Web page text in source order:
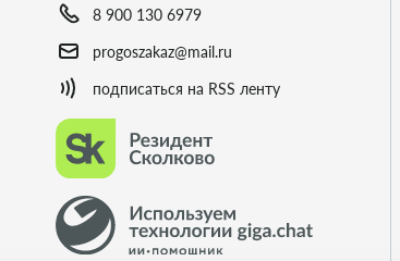
8 900 130 6979
progoszakaz@mail.ru
подписаться на RSS ленту